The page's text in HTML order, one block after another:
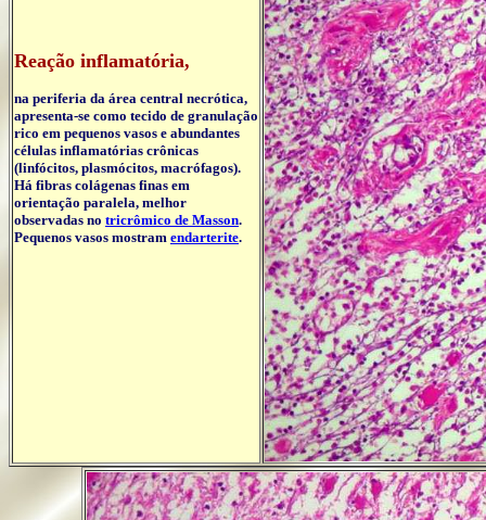
Reação inflamatória,
na periferia da área central necrótica,
apresenta-se como tecido de granulação
rico em pequenos vasos e abundantes
células inflamatórias crônicas
(linfócitos, plasmócitos, macrófagos).
Há fibras colágenas finas em
orientação paralela, melhor
observadas no tricrômico de Masson.
Pequenos vasos mostram endarterite.